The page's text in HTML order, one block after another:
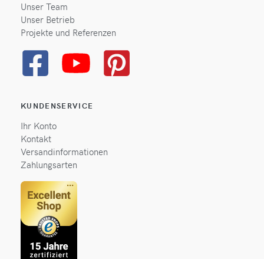
Unser Team
Unser Betrieb
Projekte und Referenzen
KUNDENSERVICE
Ihr Konto
Kontakt
Versandinformationen
Zahlungsarten